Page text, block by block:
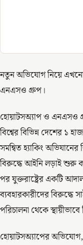
নতুন অভিযোগ নিয়ে এখনো
এনএসও গ্রুপ।
হোয়াটসঅ্যাপ ও এনএসও
বিশ্বের বিভিন্ন দেশের ১
সমন্বিত হ্যাকিং
বিরুদ্ধে আইনি লড়াই শুরু
পর যুক্তরাষ্ট্রের একটি
ব্যবহারকারীদের বিরুদ্ধে
পরিচালনা থেকে
হোয়াটসঅ্যাপের অভিযোগ,